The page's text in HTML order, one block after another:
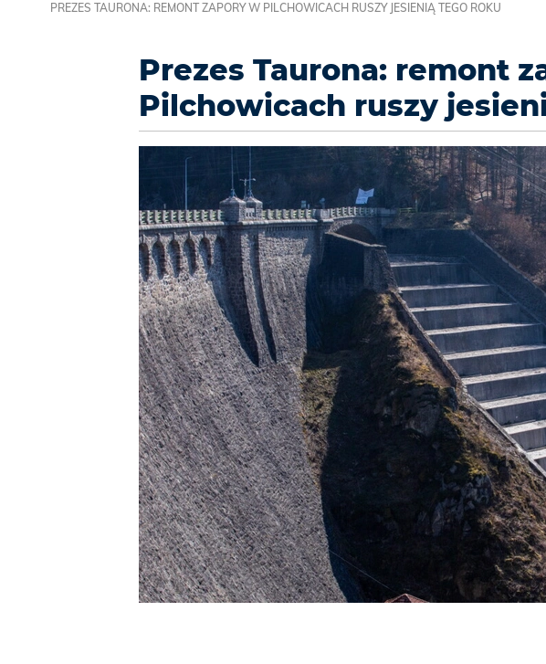
PREZES TAURONA: REMONT ZAPORY W PILCHOWICACH RUSZY JESIENIĄ TEGO ROKU
Prezes Taurona: remont
Pilchowicach ruszy